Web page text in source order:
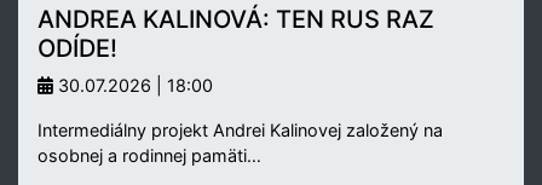
ANDREA KALINOVÁ: TEN RUS RAZ
ODÍDE!
30.07.2026 | 18:00
Intermediálny projekt Andrei Kalinovej založený na
osobnej a rodinnej pamäti…